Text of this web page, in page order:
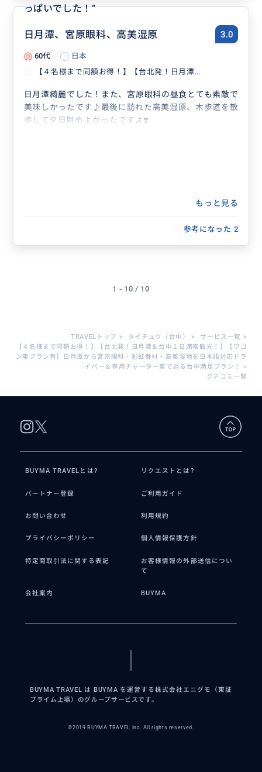
っぱいでした！”
日月潭、宮原眼科、高美湿原 3.0
60代
日本
【４名様まで同額お得！】【台北発！日月潭...
日月潭綺麗でした！また、宮原眼科の昼食とても素敵で
美味しかったです♪最後に訪れた高美湿原、木歩道を散
歩して夕日眺めよかったですよ❣️
もっと見る
参考になった 2
1 - 10 / 10
TRAVELトップ > タイチュウ（台中） > サービス一覧 >
【４名様まで同額お得！】【台北発！日月潭＆台中１日満喫観光！】【ワゴ
ン車プラン有】日月潭から宮原眼科・彩虹眷村・高美湿地を日本語対応ドラ
イバー＆専用チャーター車で巡る台中満足プラン！
>
クチコミ一覧
BUYMA TRAVELとは? リクエストとは?
パートナー登録 ご利用ガイド
お問い合わせ 利用規約
プライバシーポリシー 個人情報保護方針
特定商取引法に関する表記
お客様情報の外部送信につい
て
会社案内 BUYMA
BUYMA TRAVEL は BUYMA を運営する株式会社エニグモ（東証
プライム上場）のグループサービスです。
©2019 BUYMA TRAVEL Inc. All rights reserved.